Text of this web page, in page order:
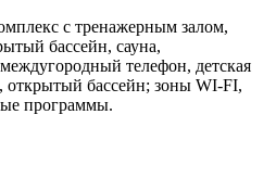
с тренажерным залом,
бассейн, сауна,
телефон, детская
открытый бассейн; зоны WI-FI,
программы.